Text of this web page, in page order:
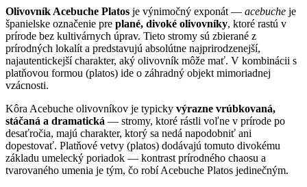
Olivovník Acebuche Platos je výnimočný exponát — acebuche je
španielske označenie pre plané, divoké olivovníky, ktoré rastú v
prírode bez kultivárnych úprav. Tieto stromy sú zbierané z
prírodných lokalít a predstavujú absolútne najprirodzenejší,
najautentickejší charakter, aký olivovník môže mať. V kombinácii s
platňovou formou (platos) ide o záhradný objekt mimoriadnej
vzácnosti.
Kôra Acebuche olivovníkov je typicky výrazne vrúbkovaná,
stáčaná a dramatická — stromy, ktoré rástli voľne v prírode po
desaťročia, majú charakter, ktorý sa nedá napodobniť ani
dopestovať. Platňové vetvy (platos) dodávajú tomuto divokému
základu umelecký poriadok — kontrast prírodného chaosu a
tvarovaného umenia je tým, čo robí Acebuche Platos jedinečným.